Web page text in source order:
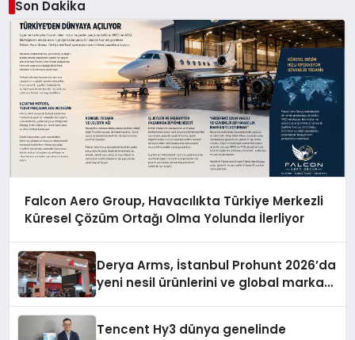
Son Dakika
Falcon Aero Group, Havacılıkta Türkiye Merkezli
Küresel Çözüm Ortağı Olma Yolunda İlerliyor
Derya Arms, İstanbul Prohunt 2026’da
yeni nesil ürünlerini ve global marka
Tencent Hy3 dünya genelinde